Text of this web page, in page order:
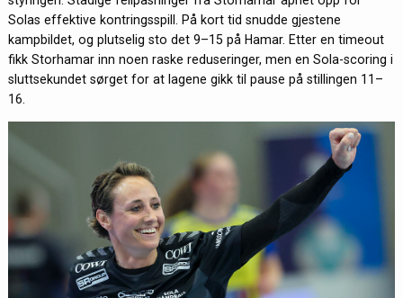
Solas effektive kontringsspill. På kort tid snudde gjestene
kampbildet, og plutselig sto det 9–15 på Hamar. Etter en timeout
fikk Storhamar inn noen raske reduseringer, men en Sola-scoring i
sluttsekundet sørget for at lagene gikk til pause på stillingen 11–
16.